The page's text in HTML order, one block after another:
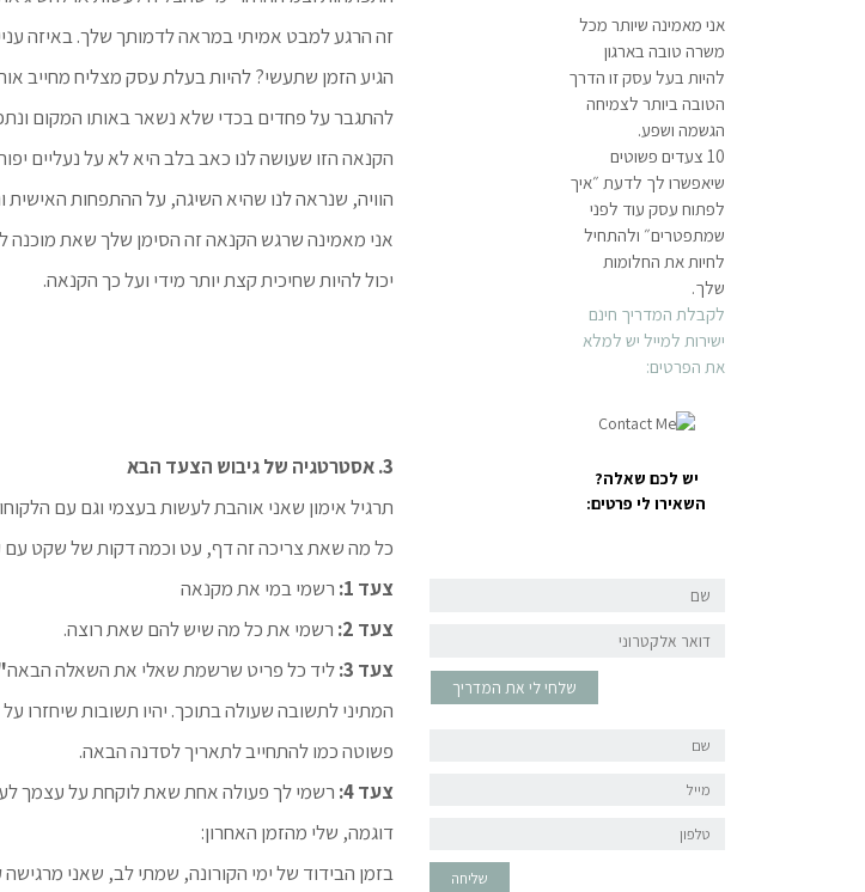
זה הרגע למבט אמיתי במראה לדמותך שלך. באיזה
הגיע הזמן שתעשי? להיות בעלת עסק מצליח מחייב
להתגבר על פחדים בכדי שלא נשאר באותו המקום
הקנאה הזו שעושה לנו כאב בלב היא לא על נעליים
הוויה, שנראה לנו שהיא השיגה, על ההתפחות האישית
אני מאמינה שרגש הקנאה זה הסימן שלך שאת מוכנה
יכול להיות שחיכית קצת יותר מידי ועל כך הקנאה.
3. אסטרטגיה של גיבוש הצעד הבא
תרגיל אימון שאני אוהבת לעשות בעצמי וגם עם
כל מה שאת צריכה זה דף, עט וכמה דקות של שקט עם
צעד 1:
רשמי במי את מקנאה
צעד 2:
רשמי את כל מה שיש להם שאת רוצה.
צעד 3:
ליד כל פריט שרשמת שאלי את השאלה הבאה
המתיני לתשובה שעולה בתוכך. יהיו תשובות
פשוטה כמו להתחייב לתאריך לסדנה הבאה.
צעד 4:
רשמי לך פעולה אחת שאת לוקחת על עצמך
דוגמה, שלי מהזמן האחרון:
בזמן הבידוד של ימי הקורונה, שמתי לב, שאני
אני מאמינה שיותר מכל
משרה טובה בארגון
להיות בעל עסק זו הדרך
הטובה ביותר לצמיחה
הגשמה ושפע.
10 צעדים פשוטים
שיאפשרו לך לדעת ״איך
לפתוח עסק עוד לפני
שמתפטרים״ ולהתחיל
לחיות את החלומות
שלך.
לקבלת המדריך חינם
ישירות למייל יש למלא
את הפרטים:
שלחי לי את המדריך
יש לכם שאלה?
השאירו לי פרטים:
שליחה